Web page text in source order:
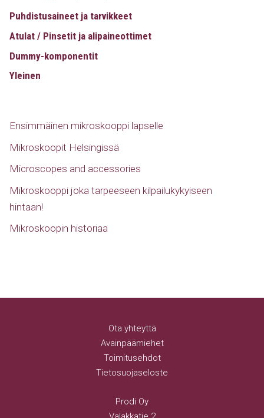
Puhdistusaineet ja tarvikkeet
Atulat / Pinsetit ja alipaineottimet
Dummy-komponentit
Yleinen
Ensimmäinen mikroskooppi lapselle
Mikroskoopit Helsingissä
Microscopes and accessories
Mikroskooppi joka tarpeeseen kilpailukykyiseen
hintaan!
Mikroskoopin historiaa
Ota yhteyttä
Avainpäämiehet
Toimitusehdot
Tietosuojaseloste
Prodi Oy